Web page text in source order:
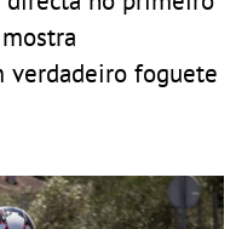
verdadeiro foguete